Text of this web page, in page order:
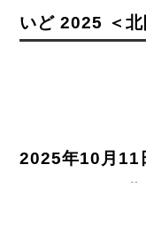
いど 2025 ＜
2025年10月11